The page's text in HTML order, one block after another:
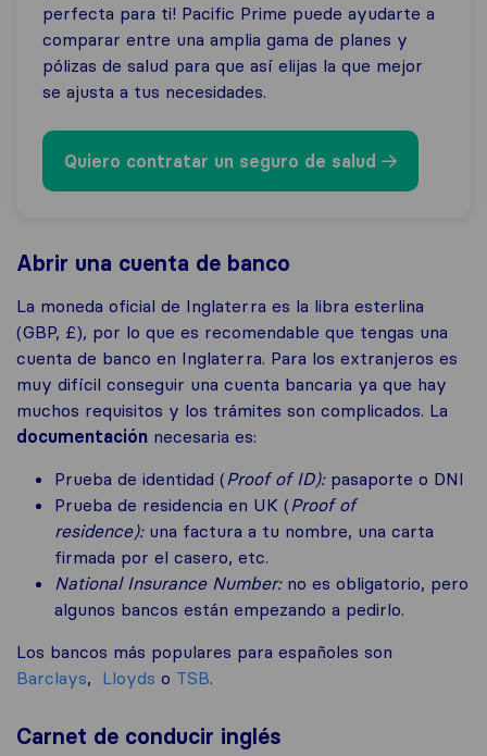
perfecta para ti! Pacific Prime puede ayudarte a
comparar entre una amplia gama de planes y
pólizas de salud para que así elijas la que mejor
se ajusta a tus necesidades.
Quiero contratar un seguro de salud
Abrir una cuenta de banco
La moneda oficial de Inglaterra es la libra esterlina
(GBP, £), por lo que es recomendable que tengas una
cuenta de banco en Inglaterra. Para los extranjeros es
muy difícil conseguir una cuenta bancaria ya que hay
muchos requisitos y los trámites son complicados. La
documentación necesaria es:
Prueba de identidad ( Proof of ID): pasaporte o DNI
Prueba de residencia en UK ( Proof of
residence): una factura a tu nombre, una carta
firmada por el casero, etc.
National Insurance Number: no es obligatorio, pero
algunos bancos están empezando a pedirlo.
Los bancos más populares para españoles son
Barclays, Lloyds o TSB.
Carnet de conducir inglés